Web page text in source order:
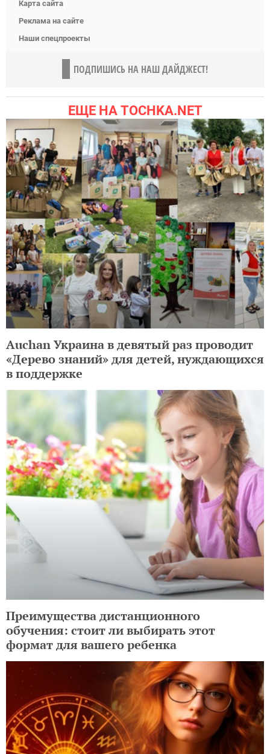
Карта сайта
Реклама на сайте
Наши спецпроекты
ПОДПИШИСЬ НА НАШ ДАЙДЖЕСТ!
ЕЩЕ НА TOCHKA.NET
Auchan Украина в девятый раз проводит
«Дерево знаний» для детей, нуждающихся
в поддержке
Преимущества дистанционного
обучения: стоит ли выбирать этот
формат для вашего ребенка